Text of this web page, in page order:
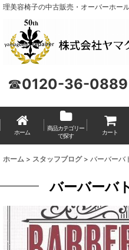
理美容椅子の中古販売・オーバーホ
☎0120-36-0889
ホーム
商品カテゴリー
で探す
カート
ホーム > スタッフブログ > バーバーバ
バーバーバ